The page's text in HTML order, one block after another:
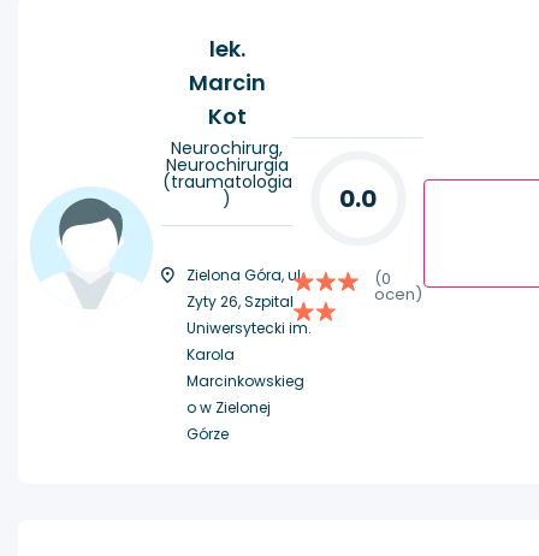
lek.
Marcin
Kot
Neurochirurg,
Neurochirurgia
(traumatologia
)
Zielona Góra, ul.
Zyty 26, Szpital
Uniwersytecki im.
Karola
Marcinkowskieg
o w Zielonej
Górze
0.0
(0
ocen)